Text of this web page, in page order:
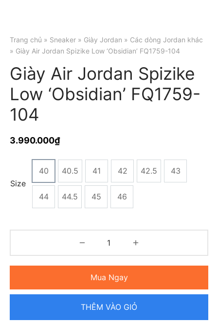
Trang chủ » Sneaker » Giày Jordan » Các dòng Jordan khác
» Giày Air Jordan Spizike Low ‘Obsidian’ FQ1759-104
Giày Air Jordan Spizike
Low ‘Obsidian’ FQ1759-
104
3.990.000₫
Size
40 40.5 41 42 42.5 43
44 44.5 45 46
Mua Ngay
THÊM VÀO GIỎ